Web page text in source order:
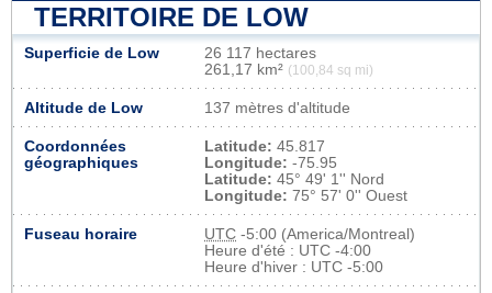
TERRITOIRE DE LOW
Superficie de Low
26 117 hectares
261,17 km² (100,84 sq mi)
Altitude de Low 137 mètres d'altitude
Coordonnées
géographiques
Latitude: 45.817
Longitude: -75.95
Latitude: 45° 49' 1'' Nord
Longitude: 75° 57' 0'' Ouest
Fuseau horaire UTC -5:00 (America/Montreal)
Heure d'été : UTC -4:00
Heure d'hiver : UTC -5:00